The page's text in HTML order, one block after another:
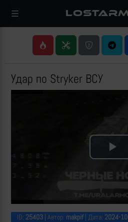
Удар по Stryker ВСУ
ID: 25403| Автор: makpif| Дата: 2024-